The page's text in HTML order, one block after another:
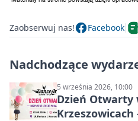
Zaobserwuj nas! Facebook
Nadchodzące
5 września 2026, 10:00
Dzień Otwarty
Krzeszowicach